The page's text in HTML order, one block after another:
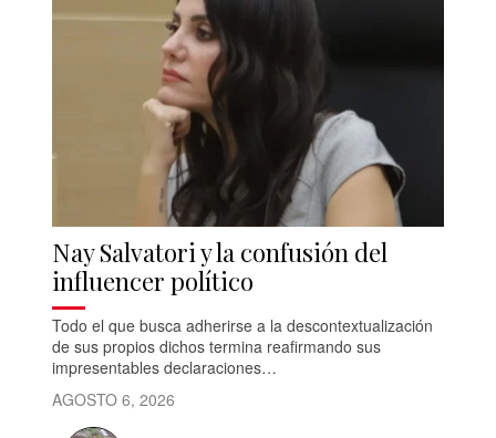
Nay Salvatori y la confusión del
influencer político
Todo el que busca adherirse a la descontextualización
de sus propios dichos termina reafirmando sus
impresentables declaraciones…
AGOSTO 6, 2026